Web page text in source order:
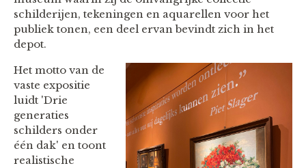
schilderijen, tekeningen en aquarellen voor het
publiek tonen, een deel ervan bevindt zich in het
depot.
Het motto van de
vaste expositie
luidt 'Drie
generaties
schilders onder
één dak' en toont
realistische